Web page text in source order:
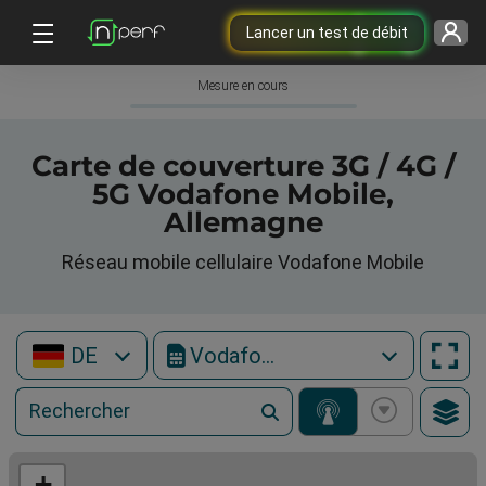
Lancer un test de débit
Mesure en cours
Carte de couverture 3G / 4G /
5G Vodafone Mobile,
Allemagne
Réseau mobile cellulaire Vodafone Mobile
DE Vodafone Mobile